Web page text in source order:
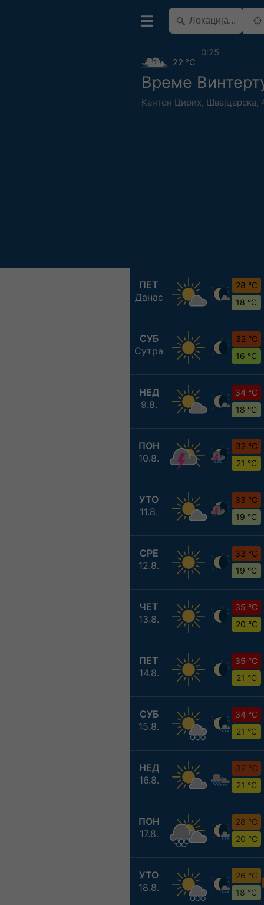
Време
Кантон Цирих, Швајцарска,
22 °C
0:25
ПЕТ
Данас
28 °C
18 °C
СУБ
Сутра
32 °C
16 °C
НЕД
9.8.
34 °C
18 °C
ПОН
10.8.
32 °C
21 °C
УТО
11.8.
33 °C
19 °C
СРЕ
12.8.
33 °C
19 °C
ЧЕТ
13.8.
35 °C
20 °C
ПЕТ
14.8.
35 °C
21 °C
СУБ
15.8.
34 °C
21 °C
НЕД
16.8.
32 °C
21 °C
ПОН
17.8.
28 °C
20 °C
УТО
18.8.
26 °C
18 °C